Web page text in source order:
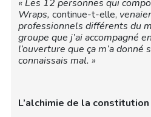
« Les 12 personnes qui
Wraps, continue-t-elle,
professionnels différents du
groupe que j’ai accompagné
l’ouverture que ça m’a
connaissais mal. »
L’alchimie de la